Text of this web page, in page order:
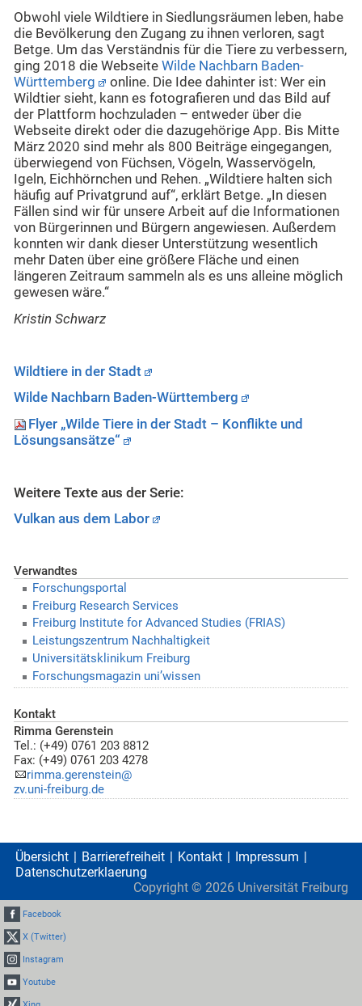
Obwohl viele Wildtiere in Siedlungsräumen leben, habe
die Bevölkerung den Zugang zu ihnen verloren, sagt
Betge. Um das Verständnis für die Tiere zu verbessern,
ging 2018 die Webseite Wilde Nachbarn Baden-
Württemberg
online. Die Idee dahinter ist: Wer ein
Wildtier sieht, kann es fotografieren und das Bild auf
der Plattform hochzuladen – entweder über die
Webseite direkt oder die dazugehörige App. Bis Mitte
März 2020 sind mehr als 800 Beiträge eingegangen,
überwiegend von Füchsen, Vögeln, Wasservögeln,
Igeln, Eichhörnchen und Rehen. „Wildtiere halten sich
häufig auf Privatgrund auf“, erklärt Betge. „In diesen
Fällen sind wir für unsere Arbeit auf die Informationen
von Bürgerinnen und Bürgern angewiesen. Außerdem
konnten wir dank dieser Unterstützung wesentlich
mehr Daten über eine größere Fläche und einen
längeren Zeitraum sammeln als es uns alleine möglich
gewesen wäre.“
Kristin Schwarz
Wildtiere in der Stadt
Wilde Nachbarn Baden-Württemberg
Flyer „Wilde Tiere in der Stadt – Konflikte und
Lösungsansätze“
Weitere Texte aus der Serie:
Vulkan aus dem Labor
Verwandtes
Forschungsportal
Freiburg Research Services
Freiburg Institute for Advanced Studies (FRIAS)
Leistungszentrum Nachhaltigkeit
Universitätsklinikum Freiburg
Forschungsmagazin uni’wissen
Kontakt
Rimma Gerenstein
Tel.: (+49) 0761 203 8812
Fax: (+49) 0761 203 4278
rimma.gerenstein@
zv.uni-freiburg.de
Übersicht Barrierefreiheit Kontakt
Impressum
Datenschutzerklaerung
Copyright © 2026 Universität Freiburg
Facebook
X (Twitter)
Instagram
Youtube